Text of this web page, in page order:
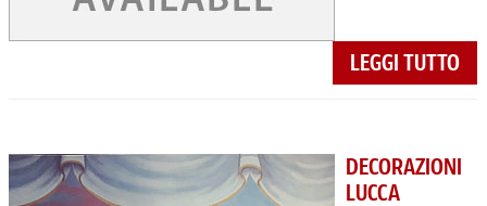
LEGGI TUTTO
DECORAZIONI
LUCCA